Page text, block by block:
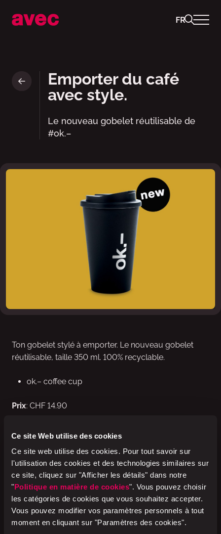
Ce site Web utilise des cookies
Ce site web utilise des cookies. Pour tout savoir sur
l'utilisation des cookies et des technologies similaires sur
ce site, cliquez sur "Afficher les détails" dans notre
"Politique en matière de cookies". Vous pouvez choisir
les catégories de cookies que vous souhaitez accepter.
Vous pouvez modifier vos paramètres personnels à tout
moment en cliquant sur "Paramètres des cookies".
FR
Emporter du café
avec style.
Le nouveau gobelet réutilisable de
#ok.–
Ton gobelet stylé à emporter. Le nouveau gobelet
réutilisable, taille 350 ml. 100% recyclable.
ok.– coffee cup
Prix: CHF 14.90
& Booksen Suisse, avec café à emporter. Dans la
limite des stocks disponibles.
Marque propre ok.–